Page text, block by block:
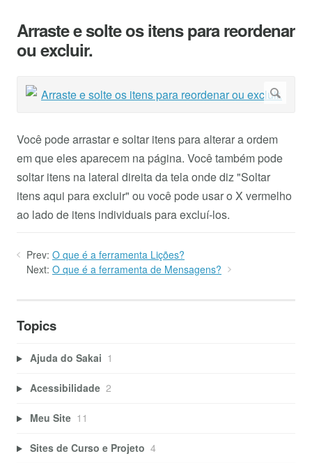
Arraste e solte os itens para reordenar
ou excluir.
Você pode arrastar e soltar itens para alterar a ordem
em que eles aparecem na página. Você também pode
soltar itens na lateral direita da tela onde diz "Soltar
itens aqui para excluir" ou você pode usar o X vermelho
ao lado de itens individuais para excluí-los.
Prev: O que é a ferramenta Lições?
Next: O que é a ferramenta de Mensagens?
Topics
Ajuda do Sakai 1
Acessibilidade 2
Meu Site 11
Sites de Curso e Projeto 4